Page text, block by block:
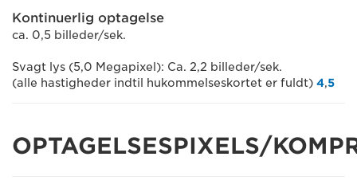
Kontinuerlig optagelse
ca. 0,5 billeder/sek.
Svagt lys (5,0 Megapixel): Ca. 2,2 billeder/sek.
(alle hastigheder indtil hukommelseskortet er fuldt) 4,5
OPTAGELSESPIXELS/